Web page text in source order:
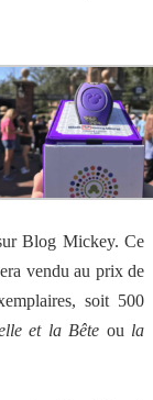
Blog Mickey. Ce
vendu au prix de
soit 500
et la Bête ou la